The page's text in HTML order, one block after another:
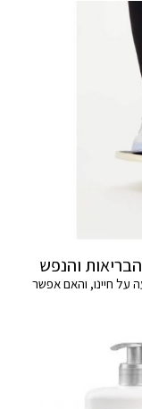
והנפש
על חיינו, והאם אפשר